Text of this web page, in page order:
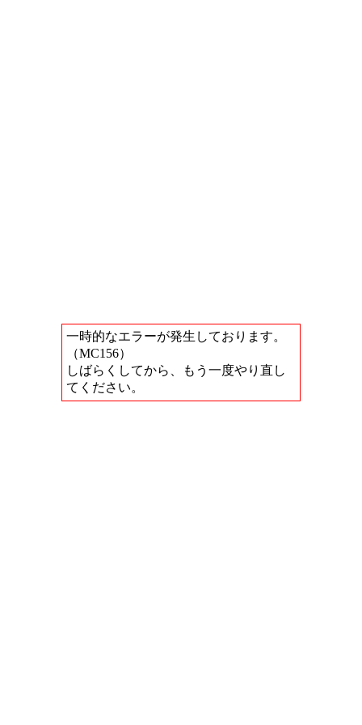
一時的なエラーが発生しております。
（MC156）
しばらくしてから、もう一度やり直し
てください。